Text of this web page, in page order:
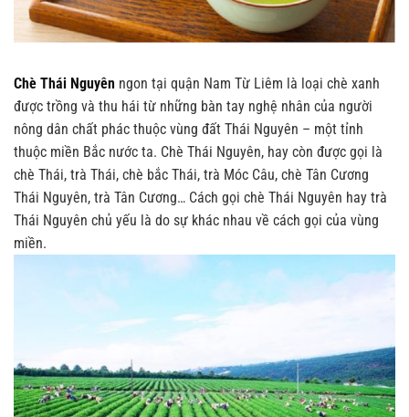
Chè Thái Nguyên ngon tại quận Nam Từ Liêm là loại chè xanh
được trồng và thu hái từ những bàn tay nghệ nhân của người
nông dân chất phác thuộc vùng đất Thái Nguyên – một tỉnh
thuộc miền Bắc nước ta. Chè Thái Nguyên, hay còn được gọi là
chè Thái, trà Thái, chè bắc Thái, trà Móc Câu, chè Tân Cương
Thái Nguyên, trà Tân Cương… Cách gọi chè Thái Nguyên hay trà
Thái Nguyên chủ yếu là do sự khác nhau về cách gọi của vùng
miền.